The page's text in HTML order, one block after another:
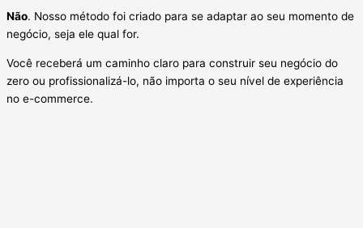
Não. Nosso método foi criado para se adaptar ao seu momento de
negócio, seja ele qual for.
Você receberá um caminho claro para construir seu negócio do
zero ou profissionalizá-lo, não importa o seu nível de experiência
no e-commerce.